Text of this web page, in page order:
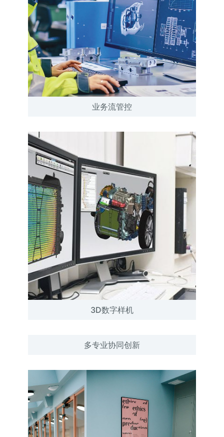
业务流管控
3D数字样机
多专业协同创新